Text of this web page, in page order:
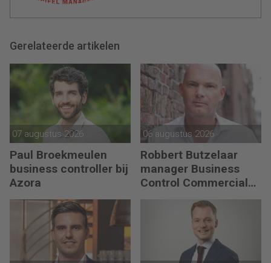
Gerelateerde artikelen
07 augustus 2026
Paul Broekmeulen
business controller bij
Azora
06 augustus 2026
Robbert Butzelaar
manager Business
Control Commercial
bij PLUS Retail